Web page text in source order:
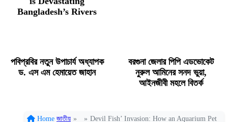
Bangladesh’s Rivers
পবিপ্রবির নতুন উপাচার্য অধ্যাপক
ড. এস এম হেমায়েত জাহান
বরগুনা জেলার পিপি এডভোকেট
নুরুল আমিনের সনদ ভুয়া,
আইনজীবী মহলে বিতর্ক
Home জাতীয় » » Devil Fish’ Invasion: How an Aquarium Pet